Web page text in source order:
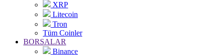
XRP
Litecoin
Tron
Tüm Coinler
BORSALAR
Binance